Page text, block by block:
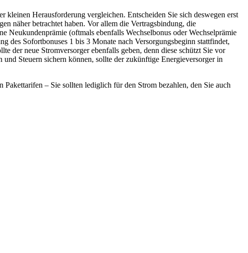
kleinen Herausforderung vergleichen. Entscheiden Sie sich deswegen erst
näher betrachtet haben. Vor allem die Vertragsbindung, die
Neukundenprämie (oftmals ebenfalls Wechselbonus oder Wechselprämie
des Sofortbonuses 1 bis 3 Monate nach Versorgungsbeginn stattfindet,
der neue Stromversorger ebenfalls geben, denn diese schützt Sie vor
Steuern sichern können, sollte der zukünftige Energieversorger in
– Sie sollten lediglich für den Strom bezahlen, den Sie auch